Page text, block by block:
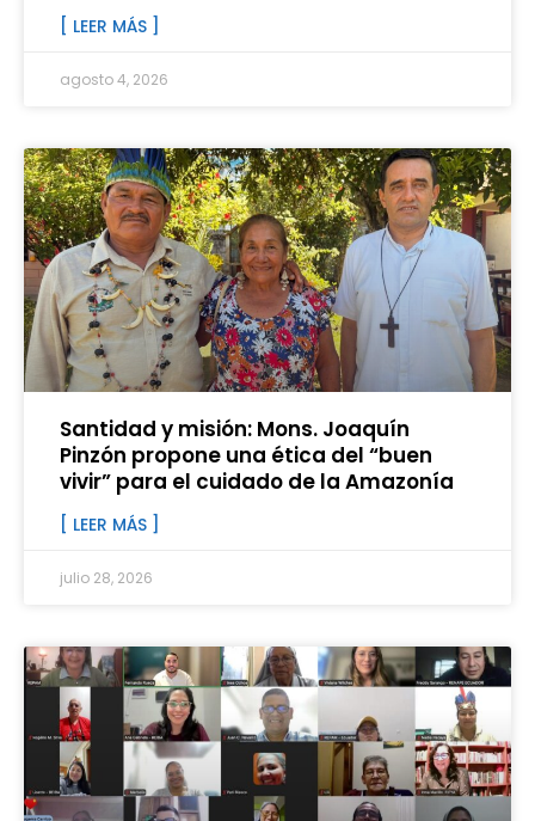
[ LEER MÁS ]
agosto 4, 2026
Santidad y misión: Mons. Joaquín
Pinzón propone una ética del “buen
vivir” para el cuidado de la Amazonía
[ LEER MÁS ]
julio 28, 2026